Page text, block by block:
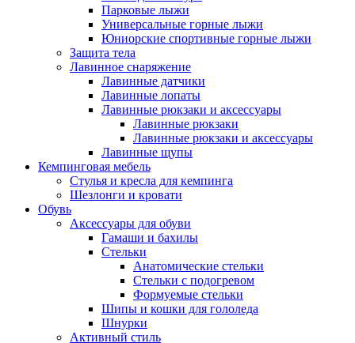
Парковые лыжи
Универсальные горные лыжи
Юниорские спортивные горные лыжи
Защита тела
Лавинное снаряжение
Лавинные датчики
Лавинные лопаты
Лавинные рюкзаки и аксессуары
Лавинные рюкзаки
Лавинные рюкзаки и аксессуары
Лавинные щупы
Кемпинговая мебель
Стулья и кресла для кемпинга
Шезлонги и кровати
Обувь
Аксессуары для обуви
Гамаши и бахилы
Стельки
Анатомические стельки
Стельки с подогревом
Формуемые стельки
Шипы и кошки для гололеда
Шнурки
Активный стиль